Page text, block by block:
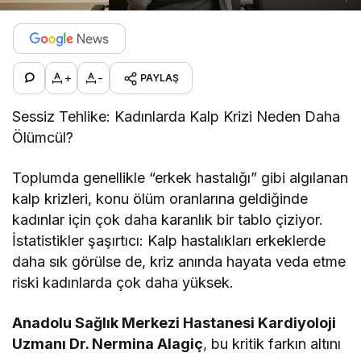
+ - PAYLAŞ
Sessiz Tehlike: Kadınlarda Kalp Krizi Neden Daha
Ölümcül?
Toplumda genellikle “erkek hastalığı” gibi algılanan
kalp krizleri, konu ölüm oranlarına geldiğinde
kadınlar için çok daha karanlık bir tablo çiziyor.
İstatistikler şaşırtıcı: Kalp hastalıkları erkeklerde
daha sık görülse de, kriz anında hayata veda etme
riski kadınlarda çok daha yüksek.
Anadolu Sağlık Merkezi Hastanesi Kardiyoloji
Uzmanı Dr. Nermina Alagiç, bu kritik farkın altını